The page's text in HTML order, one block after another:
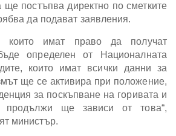
постъпва директно по сметките
да подават заявления.
които имат право да получат
определен от Националната
които имат всички данни за
ще се активира при положение,
за поскъпване на горивата и
ще зависи от това“,
министър.